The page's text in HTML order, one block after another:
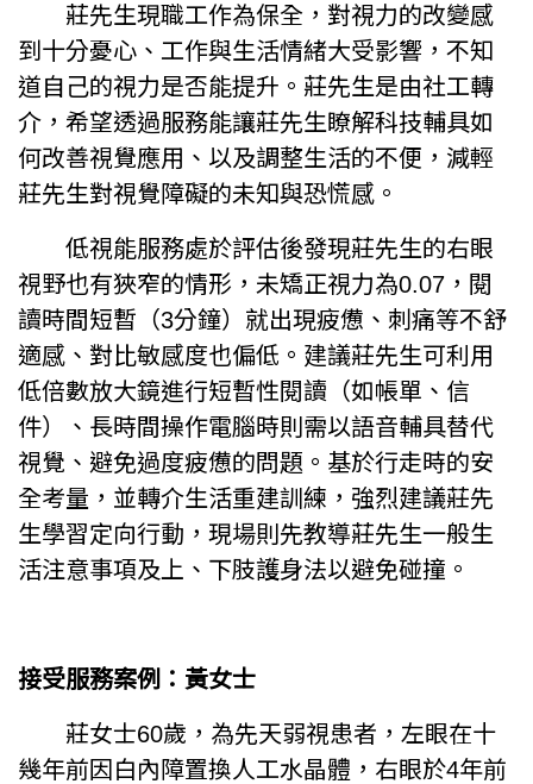
莊先生現職工作為保全，對視力的改變感
到十分憂心、工作與生活情緒大受影響，不知
道自己的視力是否能提升。莊先生是由社工轉
介，希望透過服務能讓莊先生瞭解科技輔具如
何改善視覺應用、以及調整生活的不便，減輕
莊先生對視覺障礙的未知與恐慌感。
低視能服務處於評估後發現莊先生的右眼
視野也有狹窄的情形，未矯正視力為0.07，閱
讀時間短暫（3分鐘）就出現疲憊、刺痛等不舒
適感、對比敏感度也偏低。建議莊先生可利用
低倍數放大鏡進行短暫性閱讀（如帳單、信
件）、長時間操作電腦時則需以語音輔具替代
視覺、避免過度疲憊的問題。基於行走時的安
全考量，並轉介生活重建訓練，強烈建議莊先
生學習定向行動，現場則先教導莊先生一般生
活注意事項及上、下肢護身法以避免碰撞。
接受服務案例：黃女士
莊女士60歲，為先天弱視患者，左眼在十
幾年前因白內障置換人工水晶體，右眼於4年前